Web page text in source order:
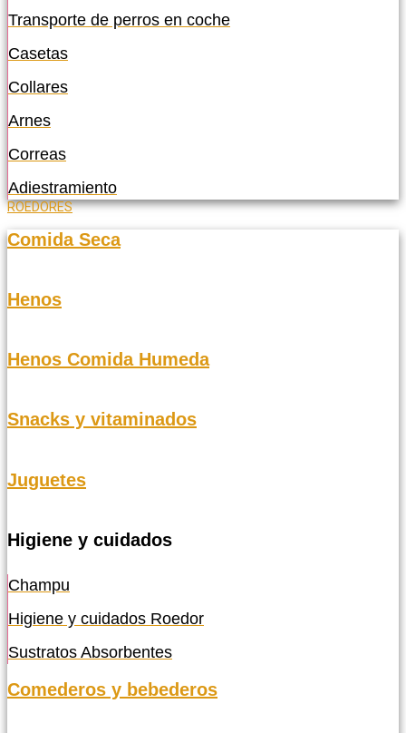
Transporte de perros en coche
Casetas
Collares
Arnes
Correas
Adiestramiento
ROEDORES
Comida Seca
Henos
Henos Comida Humeda
Snacks y vitaminados
Juguetes
Higiene y cuidados
Champu
Higiene y cuidados Roedor
Sustratos Absorbentes
Comederos y bebederos